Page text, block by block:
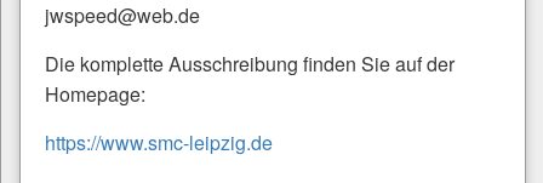
jwspeed@web.de
Die komplette Ausschreibung finden Sie auf der
Homepage:
https://www.smc-leipzig.de